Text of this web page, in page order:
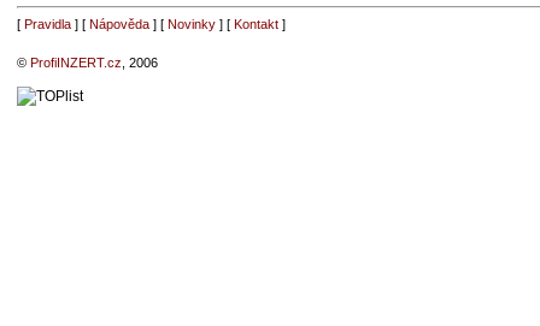
[ Pravidla] [ Nápověda] [ Novinky] [ Kontakt]
© ProfiINZERT.cz , 2006